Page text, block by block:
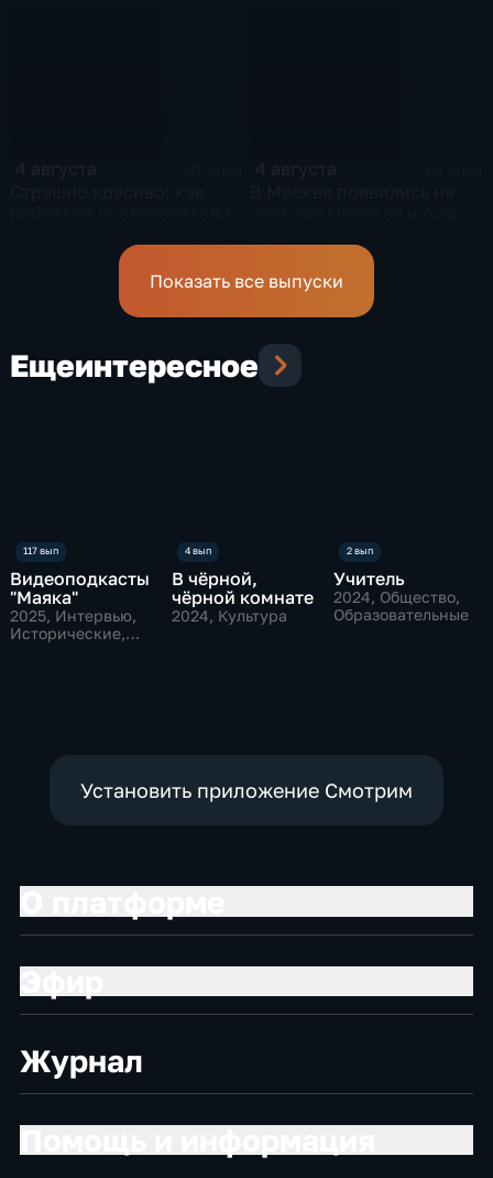
Показать все выпуски
Ещеинтересное
Видеоподкасты
"Маяка"
2025, Интервью,
Исторические,
В чёрной,
чёрной комнате
2024, Культура
Учитель
2024, Общество,
Образовательные
Установить приложение Смотрим
Журнал